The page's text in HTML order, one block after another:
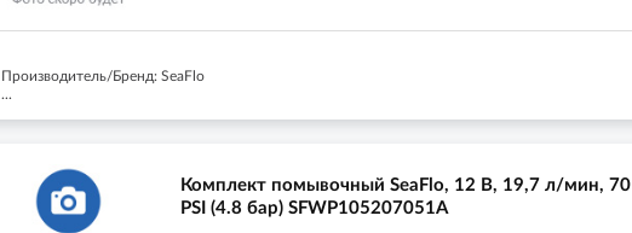
Производитель/Бренд: SeaFlo
...
Комплект помывочный SeaFlo, 12 В, 19,7 л/мин, 70
PSI (4.8 бар) SFWP105207051A